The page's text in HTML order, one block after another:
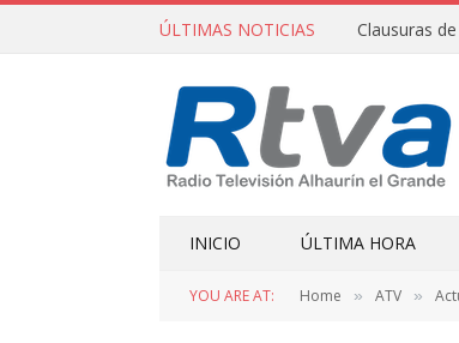
ÚLTIMAS NOTICIAS
INICIO ÚLTIMA HORA
YOU ARE AT: Home » ATV »